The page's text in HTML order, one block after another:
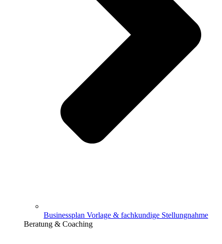
Businessplan Vorlage & fachkundige Stellungnahme
Beratung & Coaching